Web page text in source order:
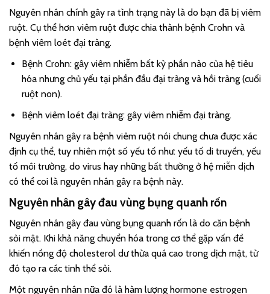
Nguyên nhân chính gây ra tình trạng này là do bạn đã bị viêm
ruột. Cụ thể hơn viêm ruột được chia thành bệnh Crohn và
bệnh viêm loét đại tràng.
Bệnh Crohn: gây viêm nhiễm bất kỳ phần nào của hệ tiêu
hóa nhưng chủ yếu tại phần đầu đại tràng và hồi tràng (cuối
ruột non).
Bệnh viêm loét đại tràng: gây viêm nhiễm đại tràng.
Nguyên nhân gây ra bệnh viêm ruột nói chung chưa được xác
định cụ thể, tuy nhiên một số yếu tố như: yếu tố di truyền, yếu
tố môi trường, do virus hay những bất thường ở hệ miễn dịch
có thể coi là nguyên nhân gây ra bệnh này.
Nguyên nhân gây đau vùng bụng quanh rốn
Nguyên nhân gây đau vùng bụng quanh rốn là do căn bệnh
sỏi mật. Khi khả năng chuyển hóa trong cơ thể gặp vấn đề
khiến nồng độ cholesterol dư thừa quá cao trong dịch mật, từ
đó tạo ra các tinh thể sỏi.
Một nguyên nhân nữa đó là hàm lượng hormone estrogen